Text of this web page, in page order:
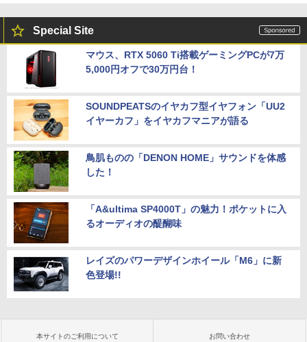
Special Site
マウス、RTX 5060 Ti搭載ゲーミングPCが7万
5,000円オフで30万円台！
SOUNDPEATSのイヤカフ型イヤフォン「UU2
イヤーカフ」をイヤカフマニアが語る
鳥肌ものの「DENON HOME」サウンドを体感
した！
「A&ultima SP4000T」の魅力！ポケットに入
るオーディオの醍醐味
レイズのパワーデザインホイール「M6」に新
色登場!!
本サイトのご利用について お問い合わせ